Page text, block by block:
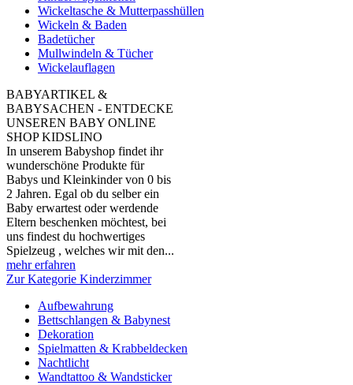
Wickeltasche & Mutterpasshüllen
Wickeln & Baden
Badetücher
Mullwindeln & Tücher
Wickelauflagen
BABYARTIKEL &
BABYSACHEN - ENTDECKE
UNSEREN BABY ONLINE
SHOP KIDSLINO
In unserem Babyshop findet ihr
wunderschöne Produkte für
Babys und Kleinkinder von 0 bis
2 Jahren. Egal ob du selber ein
Baby erwartest oder werdende
Eltern beschenken möchtest, bei
uns findest du hochwertiges
Spielzeug , welches wir mit den...
mehr erfahren
Zur Kategorie Kinderzimmer
Aufbewahrung
Bettschlangen & Babynest
Dekoration
Spielmatten & Krabbeldecken
Nachtlicht
Wandtattoo & Wandsticker